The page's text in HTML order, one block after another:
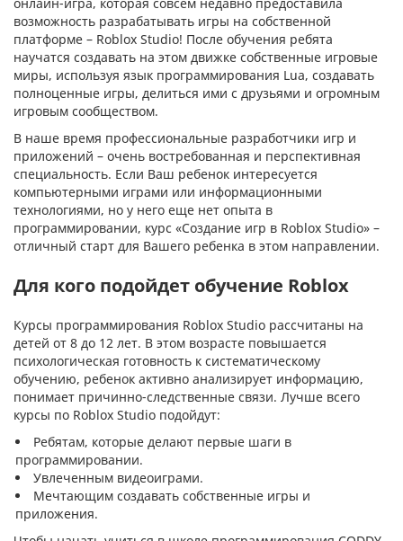
возможность разрабатывать игры на собственной
платформе – Roblox Studio! После обучения ребята
научатся создавать на этом движке собственные игровые
миры, используя язык программирования Lua, создавать
полноценные игры, делиться ими с друзьями и огромным
игровым сообществом.
В наше время профессиональные разработчики игр и
приложений – очень востребованная и перспективная
специальность. Если Ваш ребенок интересуется
компьютерными играми или информационными
технологиями, но у него еще нет опыта в
программировании, курс «Создание игр в Roblox Studio» –
отличный старт для Вашего ребенка в этом направлении.
Для кого подойдет обучение Roblox
Курсы программирования Roblox Studio рассчитаны на
детей от 8 до 12 лет. В этом возрасте повышается
психологическая готовность к систематическому
обучению, ребенок активно анализирует информацию,
понимает причинно-следственные связи. Лучше всего
курсы по Roblox Studio подойдут:
Ребятам, которые делают первые шаги в
программировании.
Увлеченным видеоиграми.
Мечтающим создавать собственные игры и
приложения.